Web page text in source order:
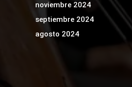
noviembre 2024
septiembre 2024
agosto 2024